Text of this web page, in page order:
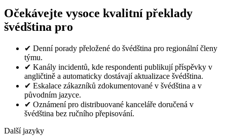
Očekávejte vysoce kvalitní překlady
švédština pro
✔ Denní porady přeložené do švédština pro regionální členy
týmu.
✔ Kanály incidentů, kde respondenti publikují příspěvky v
angličtině a automaticky dostávají aktualizace švédština.
✔ Eskalace zákazníků zdokumentované v švédština a v
původním jazyce.
✔ Oznámení pro distribuované kanceláře doručená v
švédština bez ručního přepisování.
Další jazyky